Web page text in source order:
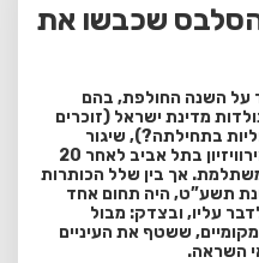
שכבשו את
על השנה החולפת, בהם
מדינת ישראל (זוכרים
בתחילתה?), שיגור
החללית “בראשית” לירח וקיום האירוויזיון בתל אביב לאחר 20
אך בין שלל הכותרות
תשע”ט, היה תחום אחד
עליו, ובצדק: מבול
ששטף את העיניים
השראה.